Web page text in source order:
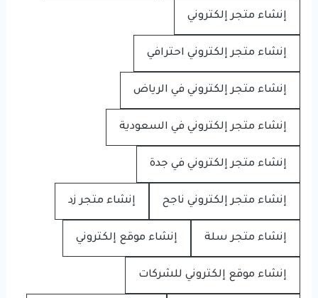
إنشاء متجر إلكتروني
إنشاء متجر إلكتروني احترافي
إنشاء متجر إلكتروني في الرياض
إنشاء متجر إلكتروني في السعودية
إنشاء متجر إلكتروني في جدة
إنشاء متجر إلكتروني ناجح إنشاء متجر زد
إنشاء متجر سلة إنشاء موقع إلكتروني
إنشاء موقع إلكتروني للشركات